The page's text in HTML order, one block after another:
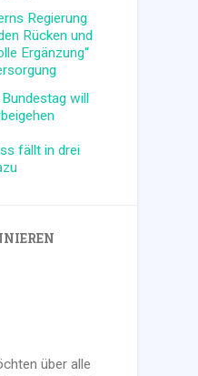
Regierung
Rücken und
Ergänzung“
Bundestag will
fällt in drei
über alle